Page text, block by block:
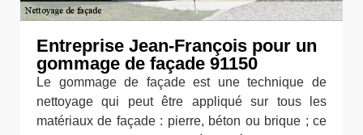
Entreprise Jean-François pour un
gommage de façade 91150
Le gommage de façade est une technique de
nettoyage qui peut être appliqué sur tous les
matériaux de façade : pierre, béton ou brique ; ce